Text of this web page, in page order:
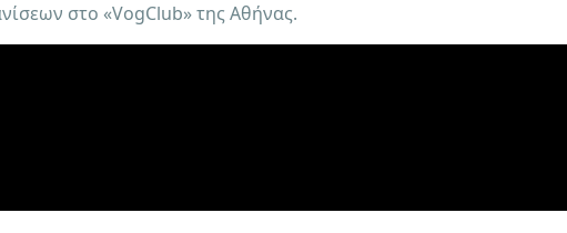
στο «VogClub» της Αθήνας.